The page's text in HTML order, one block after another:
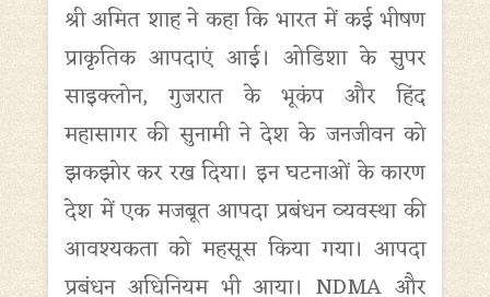
श्री अमित शाह ने कहा कि भारत में कई भीषण
प्राकृतिक आपदाएं आई। ओडिशा के सुपर
साइक्लोन, गुजरात के भूकंप और हिंद
महासागर की सुनामी ने देश के जनजीवन को
झकझोर कर रख दिया। इन घटनाओं के कारण
देश में एक मजबूत आपदा प्रबंधन व्यवस्था की
आवश्यकता को महसूस किया गया। आपदा
प्रबंधन अधिनियम भी आया। NDMA और